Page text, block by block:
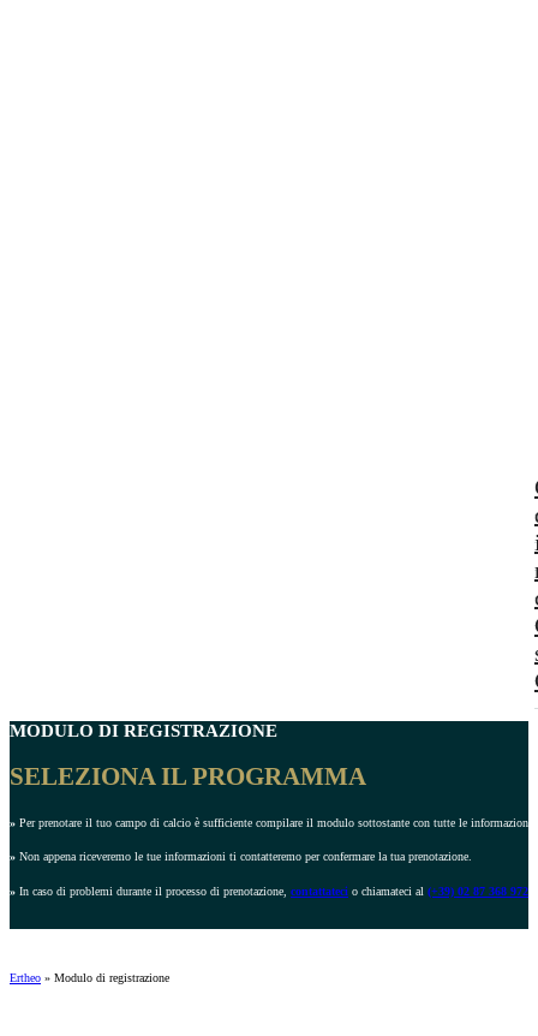
MODULO DI REGISTRAZIONE
SELEZIONA IL PROGRAMMA
» Per prenotare il tuo campo di calcio è sufficiente compilare il modulo sottostante con tutte le informazioni
» Non appena riceveremo le tue informazioni ti contatteremo per confermare la tua prenotazione.
» In caso di problemi durante il processo di prenotazione, contattateci o chiamateci al (+39) 02 87 368 972
Ertheo » Modulo di registrazione